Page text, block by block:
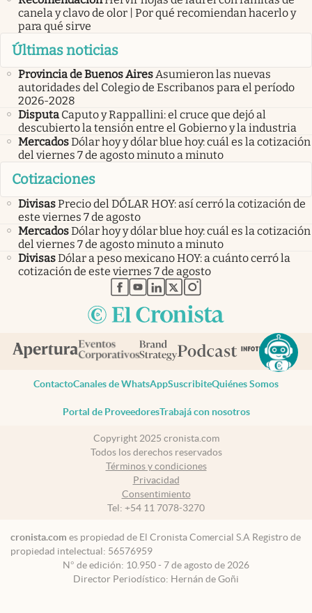
canela y clavo de olor | Por qué recomiendan hacerlo y
para qué sirve
Últimas noticias
Provincia de Buenos AiresAsumieron las nuevas
autoridades del Colegio de Escribanos para el período
2026-2028
Disputa Caputo y Rappallini: el cruce que dejó al
descubierto la tensión entre el Gobierno y la industria
MercadosDólar hoy y dólar blue hoy: cuál es la cotización
del viernes 7 de agosto minuto a minuto
Cotizaciones
DivisasPrecio del DÓLAR HOY: así cerró la cotización de
este viernes 7 de agosto
MercadosDólar hoy y dólar blue hoy: cuál es la cotización
del viernes 7 de agosto minuto a minuto
DivisasDólar a peso mexicano HOY: a cuánto cerró la
cotización de este viernes 7 de agosto
abre en nueva pestaña
abre en nueva pestaña
abre en nueva pestaña
abre en nueva pestaña
abre en nueva pestaña
ContactoCanales de WhatsAppSuscribiteQuiénes Somos
Portal de ProveedoresTrabajá con nosotros
Copyright 2025 cronista.com
Todos los derechos reservados
Términos y condiciones
Privacidad
Consentimiento
Tel: +54 11 7078-3270
cronista.com es propiedad de El Cronista Comercial S.A Registro de
propiedad intelectual: 56576959
N° de edición: 10.950 - 7 de agosto de 2026
Director Periodístico: Hernán de Goñi